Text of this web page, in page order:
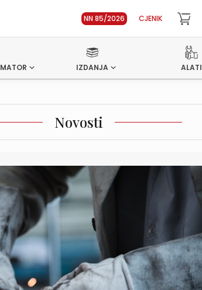
NN 85/2026 CJENIK
IZDANJA ALATI
Novosti